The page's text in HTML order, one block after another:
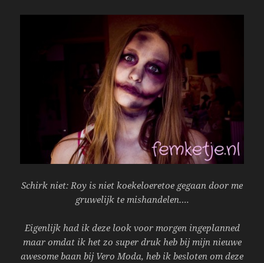
Schirk niet: Roy is niet koekeloeretoe gegaan door me
gruwelijk te mishandelen….
Eigenlijk had ik deze look voor morgen ingeplanned
maar omdat ik het zo super druk heb bij mijn nieuwe
awesome baan bij Vero Moda, heb ik besloten om deze